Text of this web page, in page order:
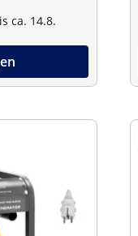
ca. 14.8.